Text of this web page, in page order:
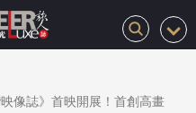
像誌》首映開展！首創高畫